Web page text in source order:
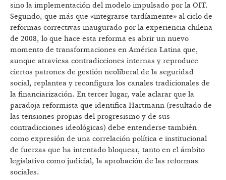
sino la implementación del modelo impulsado por la OIT.
Segundo, que más que «integrarse tardíamente» al ciclo de
reformas correctivas inaugurado por la experiencia chilena
de 2008, lo que hace esta reforma es abrir un nuevo
momento de transformaciones en América Latina que,
aunque atraviesa contradicciones internas y reproduce
ciertos patrones de gestión neoliberal de la seguridad
social, replantea y reconfigura los canales tradicionales de
la financiarización. En tercer lugar, vale aclarar que la
paradoja reformista que identifica Hartmann (resultado de
las tensiones propias del progresismo y de sus
contradicciones ideológicas) debe entenderse también
como expresión de una correlación política e institucional
de fuerzas que ha intentado bloquear, tanto en el ámbito
legislativo como judicial, la aprobación de las reformas
sociales.